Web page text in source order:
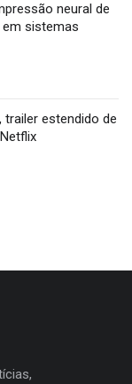
neural de
sistemas
estendido de